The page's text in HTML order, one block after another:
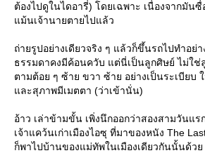
ต้องไปดูในไดอารี่) โดยเฉพาะ เนื่องจากมัน
แม้นเจ้านายตายไปแล้ว
ถ่ายรูปอย่างเดียวจริง ๆ แล้วก็ขึ้นรถไปทำอย่
ธรรมดาคงมีค้อนควับ แต่นี่เป็นลูกศิษย์ ไม่ใช่
ตามต้อย ๆ ซ้าย ขวา ซ้าย อย่างเป็นระเบียบ
และสุภาพมีเมตตา (ว่าเข้านั่น)
อ้าว เล่าข้ามขั้น เพิ่งนึกออกว่าสองสามวันแร
เจ้าแคว้นเก่าเมืองไอซุ ที่มาของหนัง The
ก็พาไปบ้านของแม่ทัพในเมืองเดียวกันนั้นด้ว